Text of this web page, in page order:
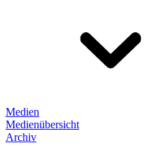
Medien
Medienübersicht
Archiv